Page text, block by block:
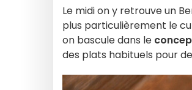
Le midi on y retrouve un
plus particulièrement le
on bascule dans le
des plats habituels pour